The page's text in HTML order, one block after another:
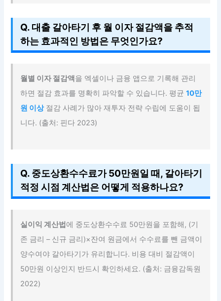
Q. 대출 갈아타기 후 월 이자 절감액을 추적
하는 효과적인 방법은 무엇인가요?
월별 이자 절감액 을 엑셀이나 금융 앱으로 기록해 관리
하면 절감 효과를 명확히 파악할 수 있습니다. 평균10만
원 이상절감 사례가 많아 재투자 전략 수립에 도움이 됩
니다. (출처: 핀다 2023)
Q. 중도상환수수료가 50만원일 때, 갈아타기
적정 시점 계산법은 어떻게 적용하나요?
실이익 계산법 에 중도상환수수료 50만원을 포함해, (기
존 금리 – 신규 금리)×잔여 원금에서 수수료를 뺀 금액이
양수여야 갈아타기가 유리합니다. 비용 대비 절감액이
50만원 이상인지 반드시 확인하세요. (출처: 금융감독원
2022)